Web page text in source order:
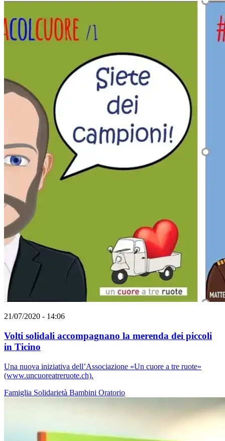
21/07/2020 - 14:06
Volti solidali accompagnano la merenda dei piccoli
in Ticino
Una nuova iniziativa dell’Associazione «Un cuore a tre ruote»
(www.uncuoreatreruote.ch).
Famiglia Solidarietà Bambini Oratorio